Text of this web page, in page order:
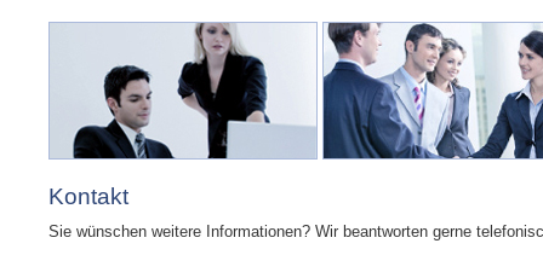
Kontakt
Sie wünschen weitere Informationen? Wir beantworten gerne